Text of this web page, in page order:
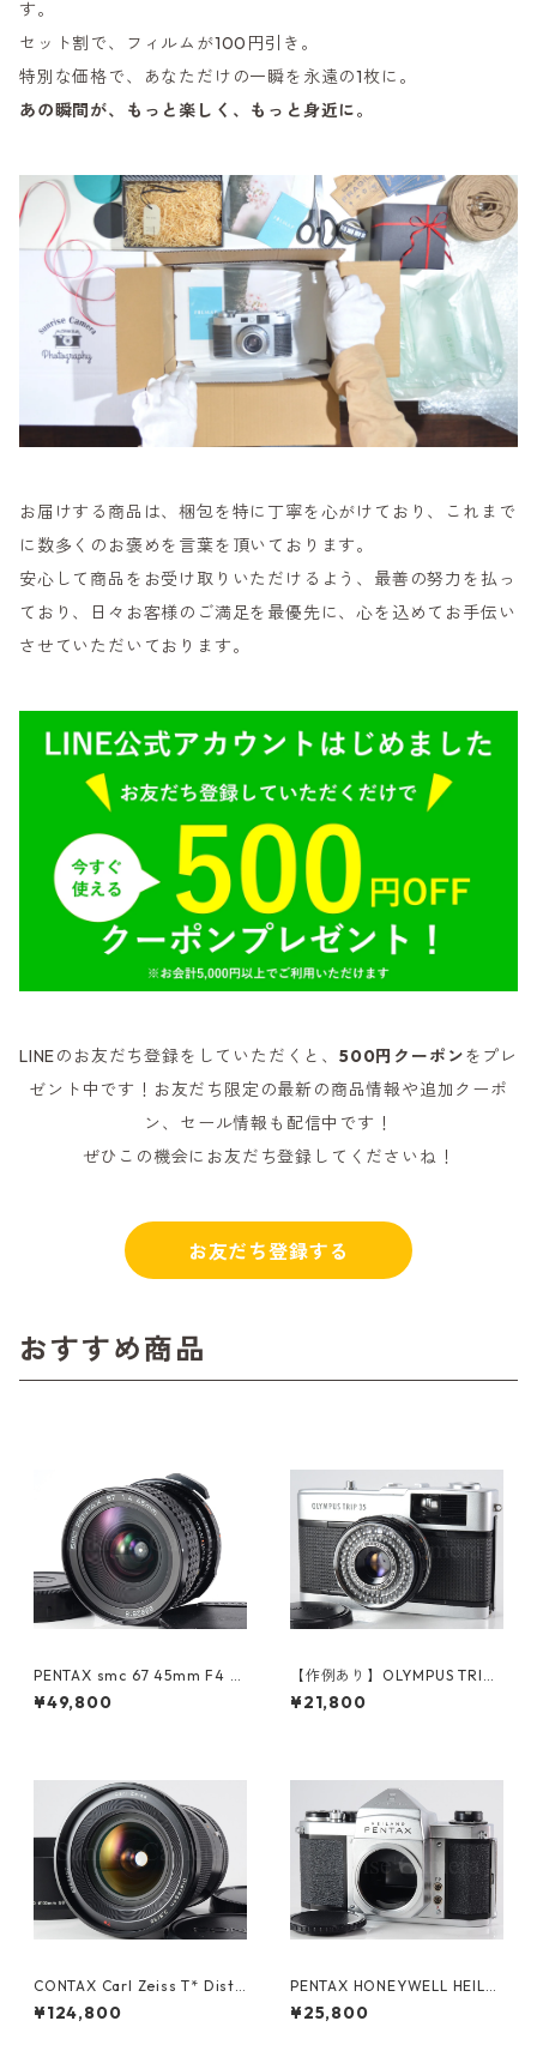
す。
セット割で、フィルムが100円引き。
特別な価格で、あなただけの一瞬を永遠の1枚に。
あの瞬間が、もっと楽しく、もっと身近に。
お届けする商品は、梱包を特に丁寧を心がけており、これまで
に数多くのお褒めを言葉を頂いております。
安心して商品をお受け取りいただけるよう、最善の努力を払っ
ており、日々お客様のご満足を最優先に、心を込めてお手伝い
させていただいております。
LINEのお友だち登録をしていただくと、500円クーポンをプレ
ゼント中です！お友だち限定の最新の商品情報や追加クーポ
ン、セール情報も配信中です！
ぜひこの機会にお友だち登録してくださいね！
お友だち登録する
おすすめ商品
PENTAX smc 67 45mm F4 ペ
ンタックス (61366)
¥49,800
【作例あり】OLYMPUS TRIP3
5 / D.Zuiko 40mm F2.8 ネガ
フィルム付 オリンパス フィル
¥21,800
CONTAX Carl Zeiss T* Dista
gon 35mm F3.5 645用 コン
タックス (23628)
¥124,800
PENTAX HONEYWELL HEILA
ND H2 ペンタックス (61376)
¥25,800